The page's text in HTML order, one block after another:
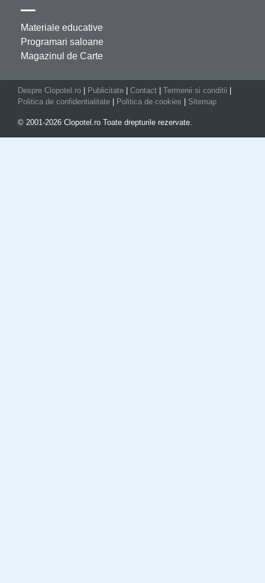
Materiale educative
Programari saloane
Magazinul de Carte
Despre Clopotel.ro Publicitate Contact Termenii si conditii
Politica de confidentialitate
Politica de cookies Sitemap
© 2001-2026 Clopotel.ro Toate drepturile rezervate.